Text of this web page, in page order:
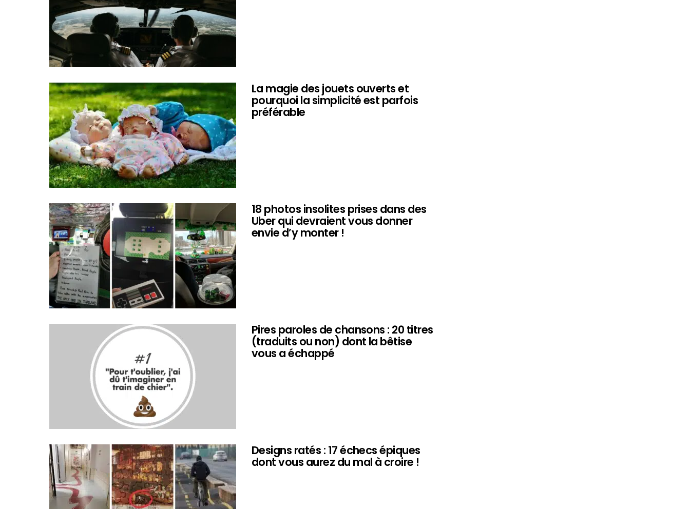
La magie des jouets ouverts et
pourquoi la simplicité est parfois
préférable
18 photos insolites prises dans des
Uber qui devraient vous donner
envie d’y monter !
Pires paroles de chansons : 20 titres
(traduits ou non) dont la bêtise
vous a échappé
Designs ratés : 17 échecs épiques
dont vous aurez du mal à croire !